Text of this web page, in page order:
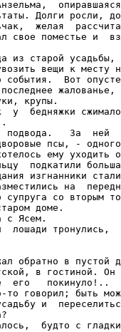
Долги росли,
желая
свое поместье и
из старой усадьбы,
вещи к месту
события.  Вот
крупы.
у  бедняжки
подвода.   За  ней
псы, -
ему уходить
подкатили
изгнанники
на
со вторым
доме.
с Ясем.
лошади тронулись,
обратно в пустой
в гостиной. Он
его   покинуло!..
то говорил; быть
и
будто с